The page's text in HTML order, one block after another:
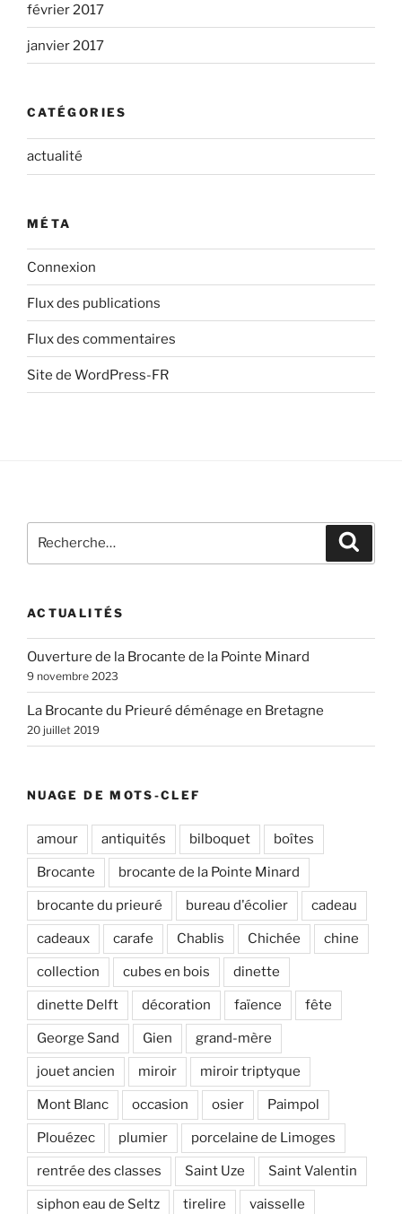
février 2017
janvier 2017
CATÉGORIES
actualité
MÉTA
Connexion
Flux des publications
Flux des commentaires
Site de WordPress-FR
pour
ACTUALITÉS
Ouverture de la Brocante de la Pointe Minard
9 novembre 2023
La Brocante du Prieuré déménage en Bretagne
20 juillet 2019
NUAGE DE MOTS-CLEF
amour antiquités bilboquet boîtes
Brocante brocante de la Pointe Minard
brocante du prieuré bureau d'écolier cadeau
cadeaux carafe Chablis Chichée chine
collection cubes en bois dinette
dinette Delft décoration faïence fête
George Sand Gien grand-mère
jouet ancien miroir miroir triptyque
Mont Blanc occasion osier Paimpol
Plouézec plumier porcelaine de Limoges
rentrée des classes Saint Uze Saint Valentin
siphon eau de Seltz tirelire vaisselle